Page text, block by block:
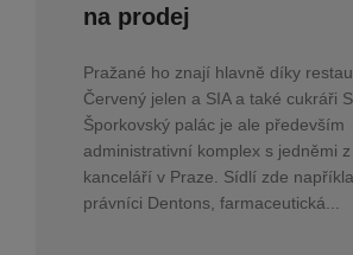
na prodej
Pražané ho znají hlavně díky
Červený jelen a SIA a také cukráři
Šporkovský palác je ale především
administrativní komplex s jedněmi
kanceláří v Praze. Sídlí zde
právníci Dentons, farmaceutická...